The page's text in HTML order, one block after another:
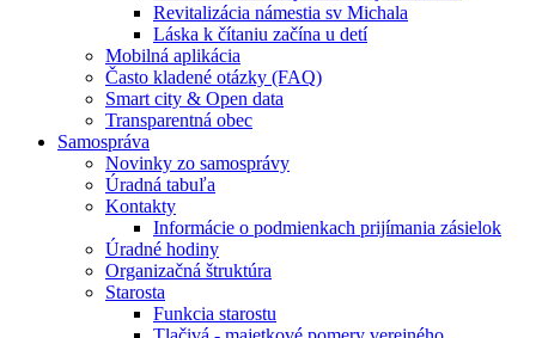
Revitalizácia námestia sv Michala
Láska k čítaniu začína u detí
Mobilná aplikácia
Často kladené otázky (FAQ)
Smart city & Open data
Transparentná obec
Samospráva
Novinky zo samosprávy
Úradná tabuľa
Kontakty
Informácie o podmienkach prijímania zásielok
Úradné hodiny
Organizačná štruktúra
Starosta
Funkcia starostu